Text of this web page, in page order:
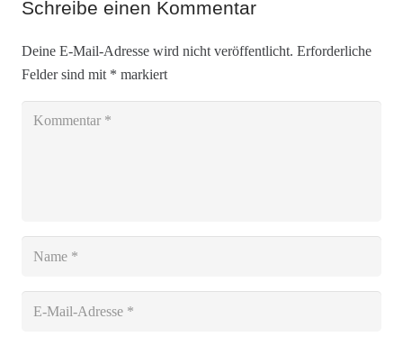
Schreibe einen Kommentar
Deine E-Mail-Adresse wird nicht veröffentlicht. Erforderliche
Felder sind mit * markiert